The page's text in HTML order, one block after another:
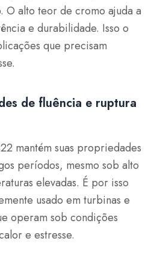
O alto teor de cromo ajuda a
e durabilidade. Isso o
que precisam
de fluência e ruptura
mantém suas propriedades
períodos, mesmo sob alto
elevadas. É por isso
usado em turbinas e
operam sob condições
e estresse.